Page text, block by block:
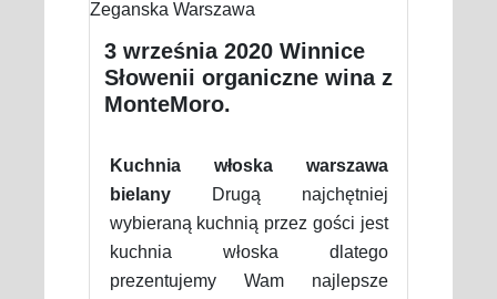
3 września 2020 Winnice
Słowenii organiczne wina z
MonteMoro.
Kuchnia włoska warszawa
bielanyDrugą najchętniej
wybieraną kuchnią przez gości jest
kuchnia włoska dlatego
prezentujemy Wam najlepsze